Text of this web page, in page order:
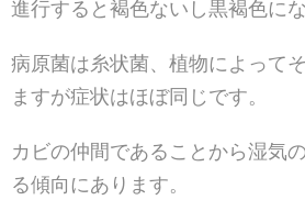
進行すると褐色ないし黒褐色にな
病原菌は糸状菌、植物によって
ますが症状はほぼ同じです。
カビの仲間であることから湿気
る傾向にあります。